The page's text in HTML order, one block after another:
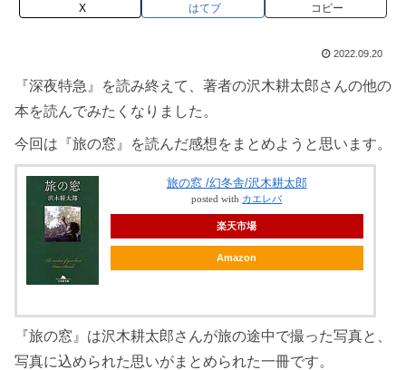
X はてブ コピー
2022.09.20
『深夜特急』を読み終えて、著者の沢木耕太郎さんの他の
本を読んでみたくなりました。
今回は『旅の窓』を読んだ感想をまとめようと思います。
旅の窓 /幻冬舎/沢木耕太郎
posted with カエレバ
楽天市場
Amazon
『旅の窓』は沢木耕太郎さんが旅の途中で撮った写真と、
写真に込められた思いがまとめられた一冊です。